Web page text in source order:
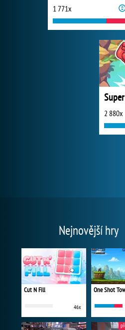
1 771x
2 880x
Nejnovější hry
Cut N Fill
46x